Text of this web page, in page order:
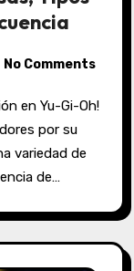
No Comments
por su
variedad de
de…